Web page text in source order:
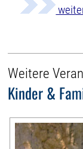
Weitere
Kinder &